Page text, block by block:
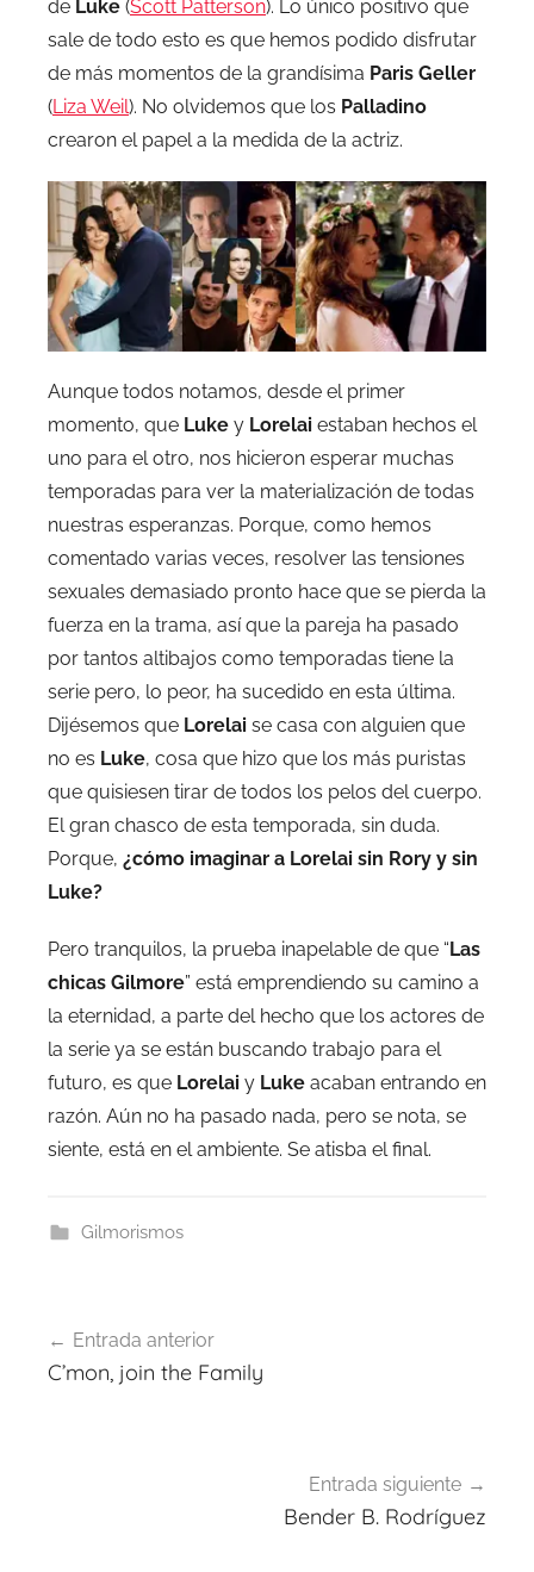
de Luke (Scott Patterson). Lo único positivo que
sale de todo esto es que hemos podido disfrutar
de más momentos de la grandísima Paris Geller
(Liza Weil). No olvidemos que los Palladino
crearon el papel a la medida de la actriz.
Aunque todos notamos, desde el primer
momento, que Luke y Lorelai estaban hechos el
uno para el otro, nos hicieron esperar muchas
temporadas para ver la materialización de todas
nuestras esperanzas. Porque, como hemos
comentado varias veces, resolver las tensiones
sexuales demasiado pronto hace que se pierda la
fuerza en la trama, así que la pareja ha pasado
por tantos altibajos como temporadas tiene la
serie pero, lo peor, ha sucedido en esta última.
Dijésemos que Lorelai se casa con alguien que
no es Luke, cosa que hizo que los más puristas
que quisiesen tirar de todos los pelos del cuerpo.
El gran chasco de esta temporada, sin duda.
Porque, ¿cómo imaginar a Lorelai sin Rory y sin
Luke?
Pero tranquilos, la prueba inapelable de que “ Las
chicas Gilmore” está emprendiendo su camino a
la eternidad, a parte del hecho que los actores de
la serie ya se están buscando trabajo para el
futuro, es que Lorelai y Luke acaban entrando en
razón. Aún no ha pasado nada, pero se nota, se
siente, está en el ambiente. Se atisba el final.
Gilmorismos
de
Entrada anterior
C’mon, join the Family
Entrada siguiente
Bender B. Rodríguez